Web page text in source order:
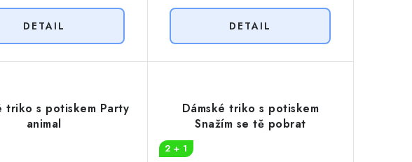
triko s potiskem Party
animal
Dámské triko s potiskem
Snažím se tě pobrat
2 + 1